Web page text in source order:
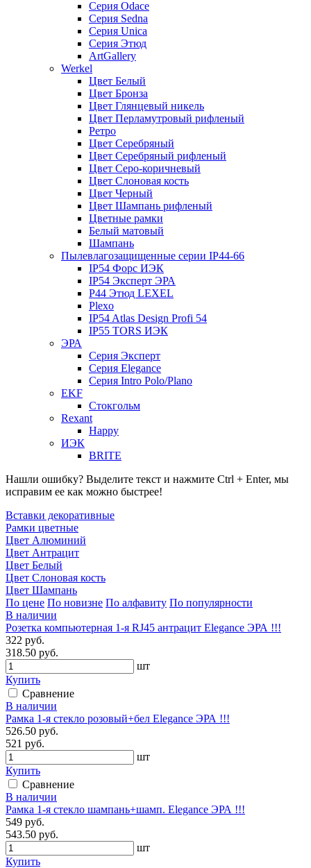
Серия Odace
Серия Sedna
Серия Unica
Серия Этюд
ArtGallery
Werkel
Цвет Белый
Цвет Бронза
Цвет Глянцевый никель
Цвет Перламутровый рифленый
Ретро
Цвет Серебряный
Цвет Серебряный рифленый
Цвет Серо-коричневый
Цвет Слоновая кость
Цвет Черный
Цвет Шампань рифленый
Цветные рамки
Белый матовый
Шампань
Пылевлагозащищенные серии IP44-66
IP54 Форс ИЭК
IP54 Эксперт ЭРА
P44 Этюд LEXEL
Plexo
IP54 Atlas Design Profi 54
IP55 TORS ИЭК
ЭРА
Серия Эксперт
Серия Elegance
Серия Intro Polo/Plano
EKF
Стокгольм
Rexant
Happy
ИЭК
BRITE
Нашли ошибку? Выделите текст и нажмите Ctrl + Enter, мы
исправим ее как можно быстрее!
Вставки декоративные
Рамки цветные
Цвет Алюминий
Цвет Антрацит
Цвет Белый
Цвет Слоновая кость
Цвет Шампань
По цене По новизне По алфавиту По популярности
В наличии
Розетка компьютерная 1-я RJ45 антрацит Elegance ЭРА !!!
322 руб.
318.50 руб.
шт
Купить
Сравнение
В наличии
Рамка 1-я стекло розовый+бел Elegance ЭРА !!!
526.50 руб.
521 руб.
шт
Купить
Сравнение
В наличии
Рамка 1-я стекло шампань+шамп. Elegance ЭРА !!!
549 руб.
543.50 руб.
шт
Купить